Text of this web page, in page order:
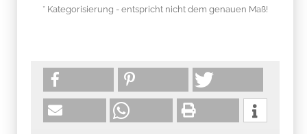
* Kategorisierung - entspricht nicht dem genauen Maß!